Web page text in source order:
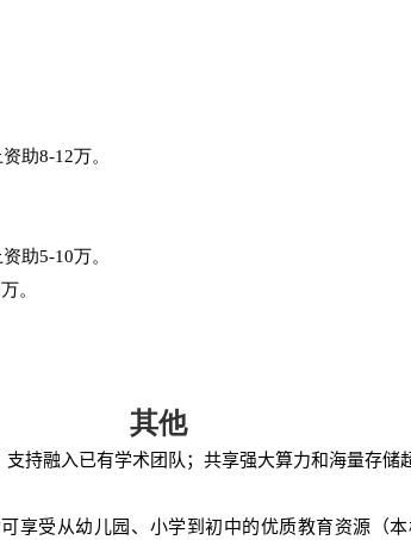
助8-12万。
助5-10万。
万。
其他
持融入已有学术团队；共享强大算力和海量存储
享受从幼儿园、小学到初中的优质教育资源（